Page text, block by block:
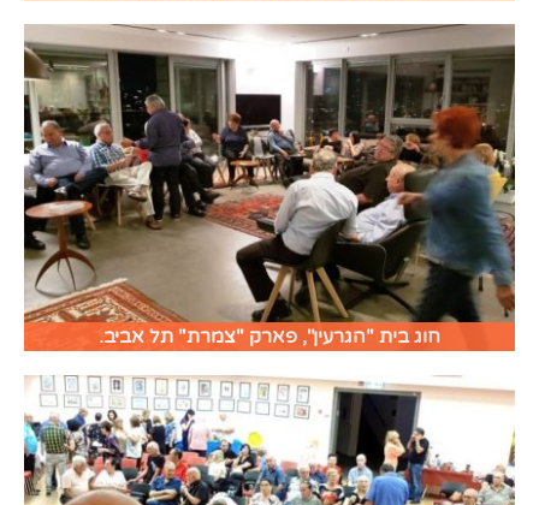
חוג בית "הגרעין", פארק "צמרת" תל אביב.